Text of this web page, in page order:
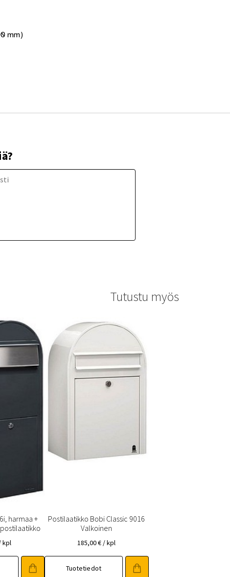
mm)
Tutustu myös
harmaa +
kpl
Postilaatikko Bobi Classic 9016
Valkoinen
185,00€ / kpl
Tuotetiedot